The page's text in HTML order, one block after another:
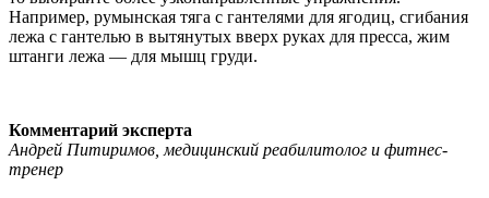
Например, румынская тяга с гантелями для ягодиц, сгибания
лежа с гантелью в вытянутых вверх руках для пресса, жим
штанги лежа — для мышц груди.
Комментарий эксперта
Андрей Питиримов, медицинский реабилитолог и фитнес-
тренер